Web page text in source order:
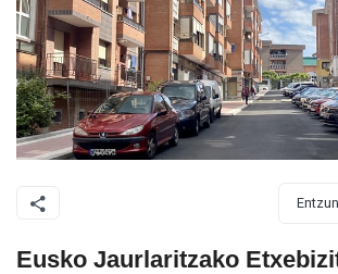
Entzun
Eusko Jaurlaritzako